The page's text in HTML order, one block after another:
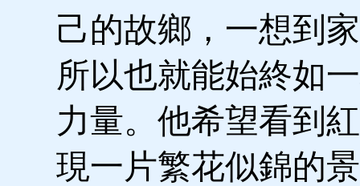
己的故鄉，一想到
所以也就能始終如
力量。他希望看到
現一片繁花似錦的